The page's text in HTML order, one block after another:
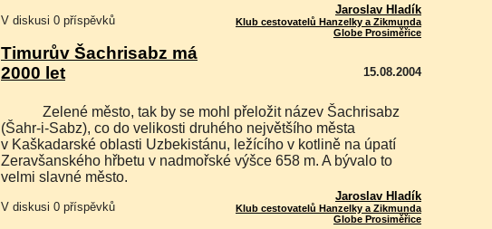
V diskusi 0 příspěvků
Jaroslav Hladík
Klub cestovatelů Hanzelky a Zikmunda
Globe Prosiměřice
Timurův Šachrisabz má
2000 let
15.08.2004
Zelené město, tak by se mohl přeložit název Šachrisabz
(Šahr-i-Sabz), co do velikosti druhého největšího města
v Kaškadarské oblasti Uzbekistánu, ležícího v kotlině na úpatí
Zeravšanského hřbetu v nadmořské výšce 658 m. A bývalo to
velmi slavné město.
V diskusi 0 příspěvků
Jaroslav Hladík
Klub cestovatelů Hanzelky a Zikmunda
Globe Prosiměřice